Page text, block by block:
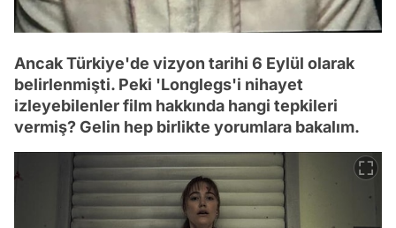
Ancak Türkiye'de vizyon tarihi 6 Eylül olarak
belirlenmişti. Peki 'Longlegs'i nihayet
izleyebilenler film hakkında hangi tepkileri
vermiş? Gelin hep birlikte yorumlara bakalım.